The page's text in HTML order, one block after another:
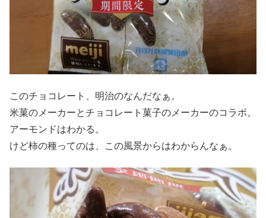
このチョコレート、明治のなんだなぁ。
米菓のメーカーとチョコレート菓子のメーカーのコラボ。
アーモンドはわかる。
けど柿の種ってのは、この風景からはわからんなぁ。